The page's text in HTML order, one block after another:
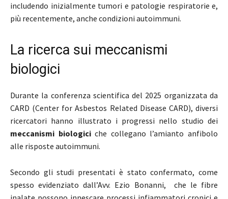
includendo inizialmente tumori e patologie respiratorie e,
più recentemente, anche condizioni autoimmuni.
La ricerca sui meccanismi
biologici
Durante la conferenza scientifica del 2025 organizzata da
CARD (Center for Asbestos Related Disease CARD), diversi
ricercatori hanno illustrato i progressi nello studio dei
meccanismi biologiciche collegano l’amianto anfibolo
alle risposte autoimmuni.
Secondo gli studi presentati è stato confermato, come
spesso evidenziato dall’Avv. Ezio Bonanni, che le fibre